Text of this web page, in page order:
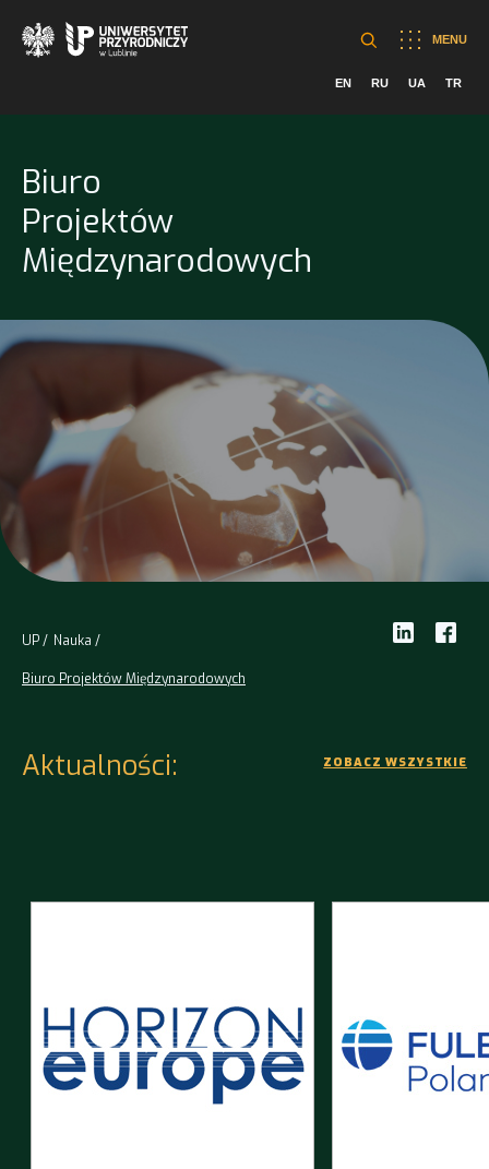
MENU
EN RU UA TR
Biuro
Projektów
Międzynarodowych
UP Nauka
Biuro Projektów Międzynarodowych
Aktualności: ZOBACZ WSZYSTKIE